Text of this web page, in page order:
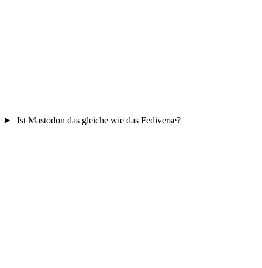
Ist Mastodon das gleiche wie das Fediverse?